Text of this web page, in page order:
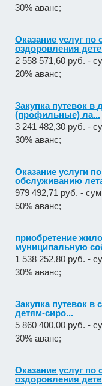
30% аванс;
Оказание услуг по
оздоровления
2 558 571,60 руб. -
20% аванс;
Закупка путевок в
(профильные) ла...
3 241 482,30 руб. -
30% аванс;
Оказание услуги
обслуживанию
979 492,71 руб. -
50% аванс;
приобретение
муниципальную
1 538 252,80 руб. -
30% аванс;
Закупка путевок в
детям-сиро...
5 860 400,00 руб. -
30% аванс;
Оказание услуг по
оздоровления